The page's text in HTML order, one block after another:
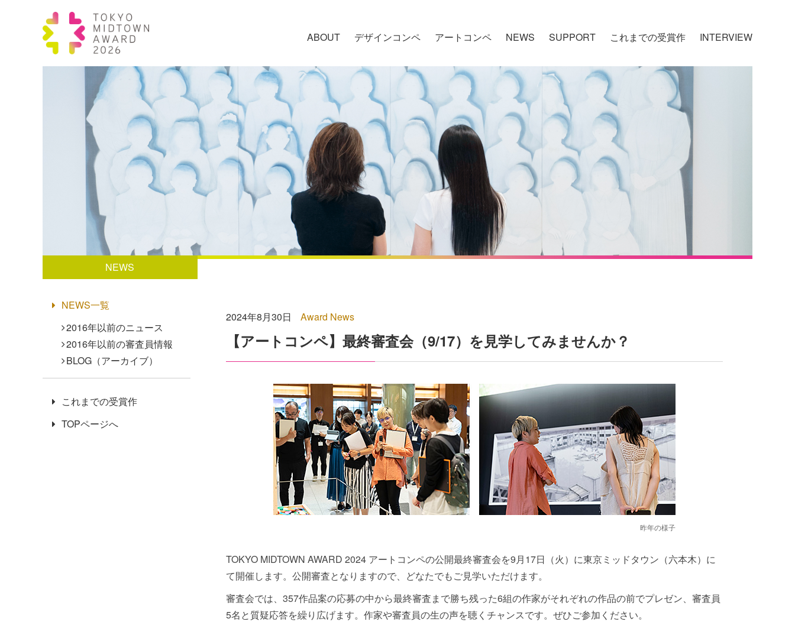
ABOUT デザインコンペ アートコンペ NEWS SUPPORT これまでの受賞作 INTERVIEW
2024年8月30日 Award News
【アートコンペ】最終審査会（9/17）を見学してみませんか？
昨年の様子
TOKYO MIDTOWN AWARD 2024 アートコンペの公開最終審査会を9月17日（火）に東京ミッドタウン（六本木）に
て開催します。公開審査となりますので、どなたでもご見学いただけます。
審査会では、357作品案の応募の中から最終審査まで勝ち残った6組の作家がそれぞれの作品の前でプレゼン、審査員
5名と質疑応答を繰り広げます。作家や審査員の生の声を聴くチャンスです。ぜひご参加ください。
NEWS
NEWS一覧
2016年以前のニュース
2016年以前の審査員情報
BLOG（アーカイブ）
これまでの受賞作
TOPページへ